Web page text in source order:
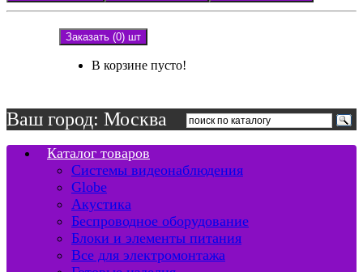
Заказать (0) шт
В корзине пусто!
Ваш город: Москва
Каталог товаров
Системы видеонаблюдения
Globe
Акустика
Беспроводное оборудование
Блоки и элементы питания
Все для электромонтажа